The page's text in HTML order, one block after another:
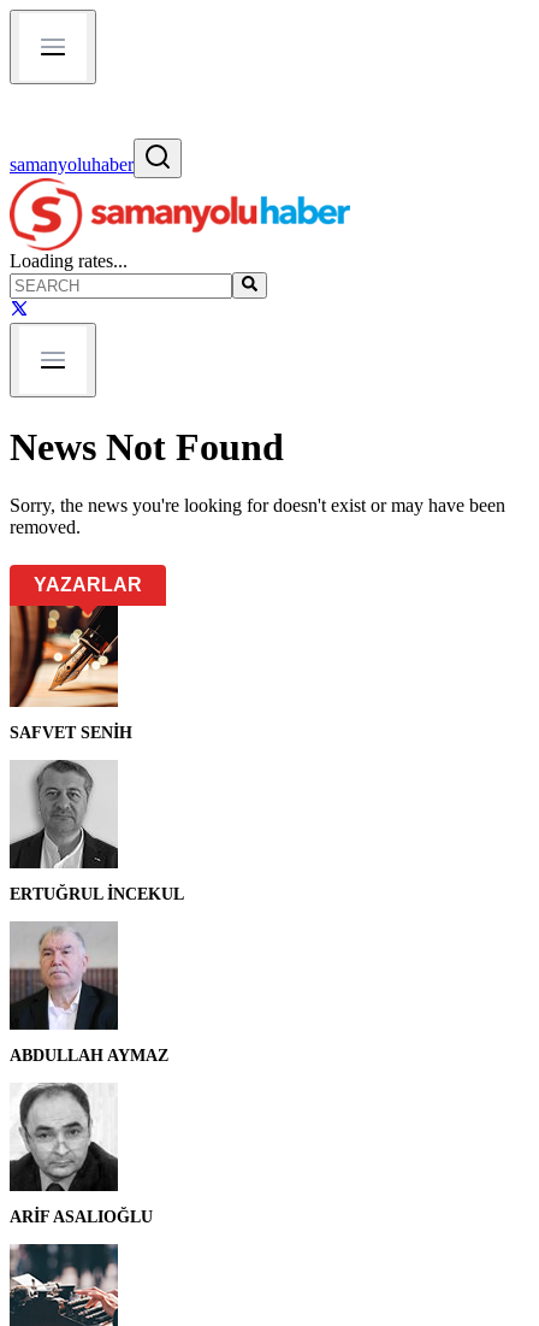
samanyoluhaber
Loading rates...
News Not Found
Sorry, the news you're looking for doesn't exist or may have been
removed.
YAZARLAR
SAFVET SENİH
ERTUĞRUL İNCEKUL
ABDULLAH AYMAZ
ARİF ASALIOĞLU